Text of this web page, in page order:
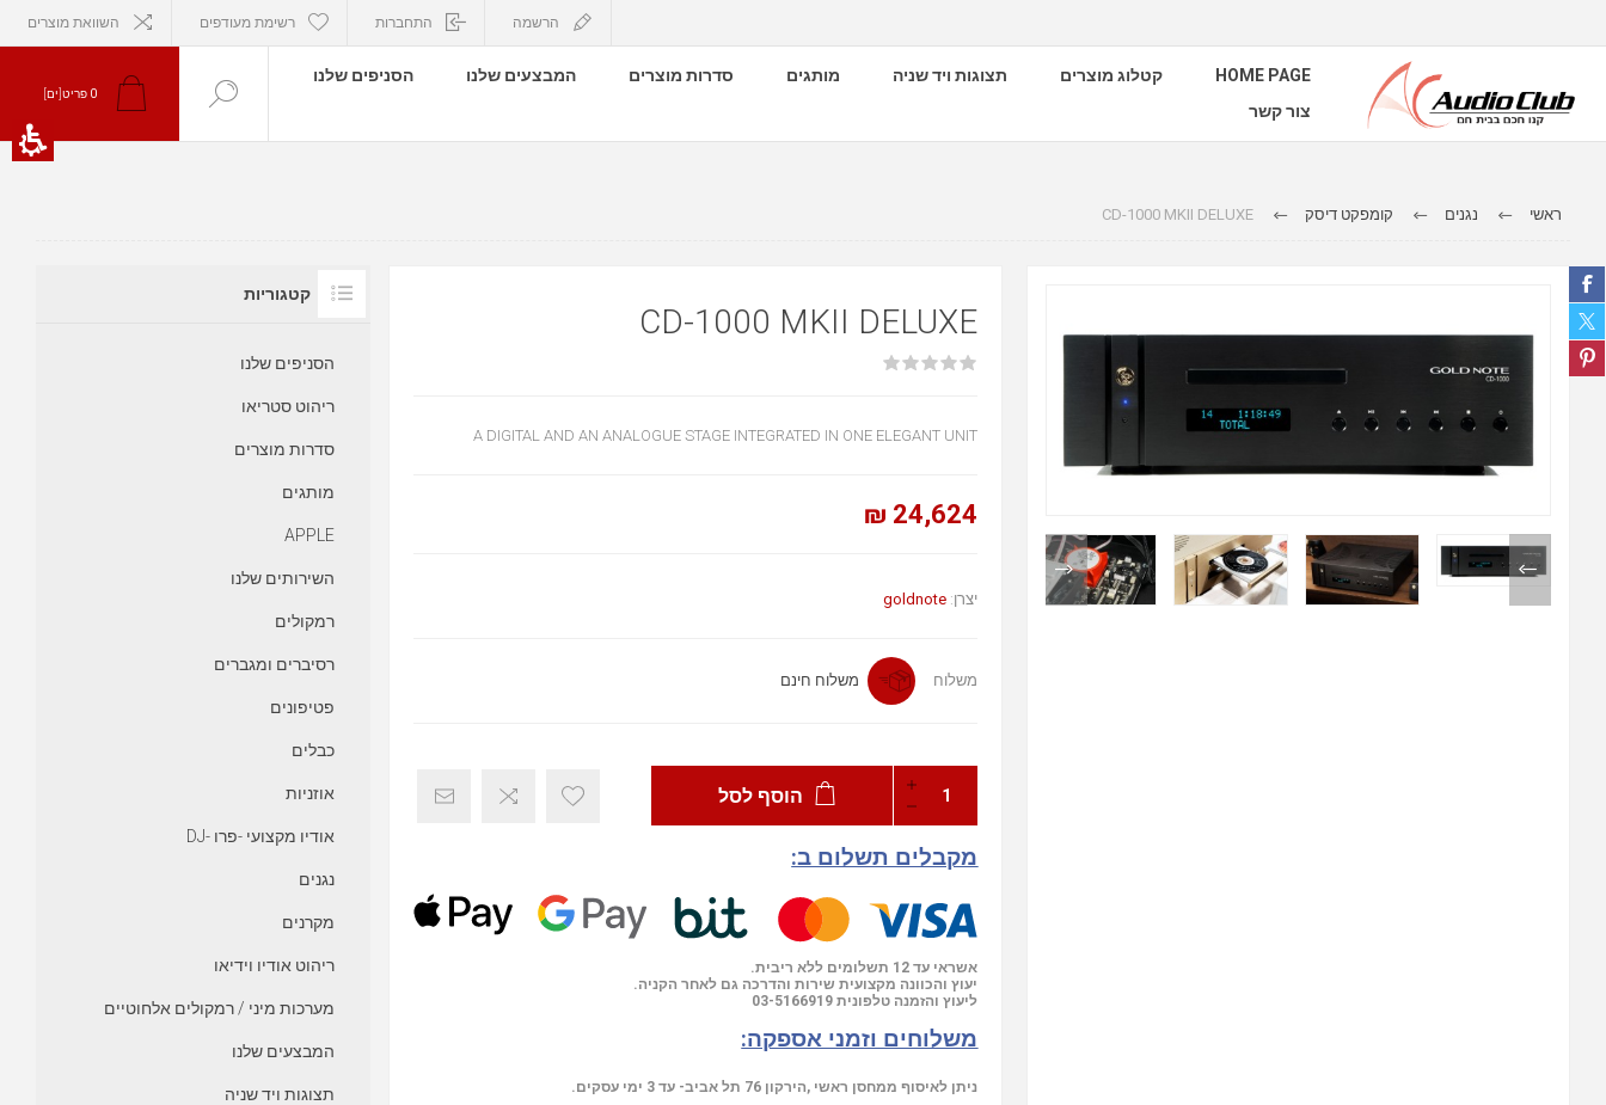
הרשמה התחברות רשימת מעודפים השוואת מוצרים
HOME PAGE קטלוג מוצרים תצוגות ויד שניה מותגים סדרות מוצרים המבצעים שלנו
הסניפים שלנו
צור קשר
0 פריט[ים]
ראשי נגנים קומפקט דיסק CD-1000 MKII DELUXE
CD-1000 MKII DELUXE
A DIGITAL AND AN ANALOGUE STAGE INTEGRATED IN ONE ELEGANT UNIT
24,624 ₪
יצרן: goldnote
משלוח משלוח חינם
הוסף לסל
מקבלים תשלום ב:
אשראי עד 12 תשלומים ללא ריבית.
יעוץ והכוונה מקצועית שירות והדרכה גם לאחר הקניה.
ליעוץ והזמנה טלפונית 03-5166919
משלוחים וזמני אספקה:
ניתן לאיסוף ממחסן ראשי ,הירקון 76 תל אביב- עד 3 ימי עסקים.
קטגוריות
הסניפים שלנו
ריהוט סטריאו
סדרות מוצרים
מותגים
APPLE
השירותים שלנו
רמקולים
רסיברים ומגברים
פטיפונים
כבלים
אוזניות
אודיו מקצועי -פרו -DJ
נגנים
מקרנים
ריהוט אודיו וידיאו
מערכות מיני / רמקולים אלחוטיים
המבצעים שלנו
תצוגות ויד שניה